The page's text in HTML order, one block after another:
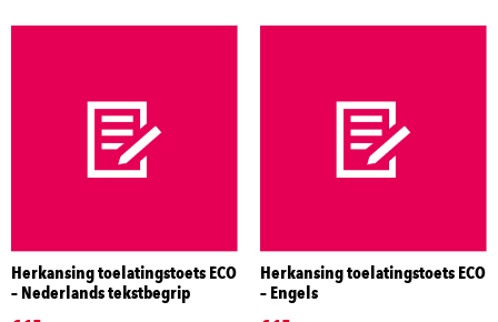
Herkansing toelatingstoets ECO
– Nederlands tekstbegrip
Herkansing toelatingstoets ECO
– Engels